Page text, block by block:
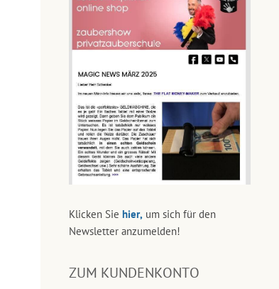
Klicken Sie hier, um sich für den
Newsletter anzumelden!
ZUM KUNDENKONTO